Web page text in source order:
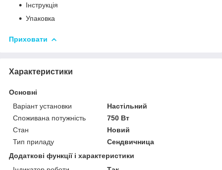
Інструкція
Упаковка
Приховати
Характеристики
Основні
Варіант установки
Настільний
Споживана потужність
750 Вт
Стан
Новий
Тип приладу
Сендвичница
Додаткові функції і характеристики